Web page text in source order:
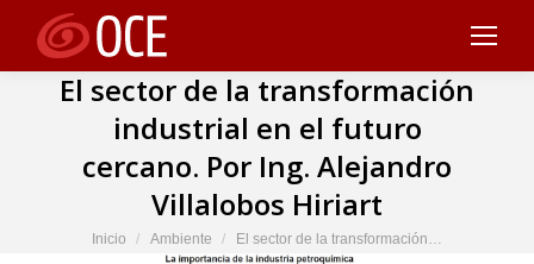
El sector de la transformación
industrial en el futuro
cercano. Por Ing. Alejandro
Villalobos Hiriart
Estás aquí:
Inicio Ambiente El sector de la transformación…